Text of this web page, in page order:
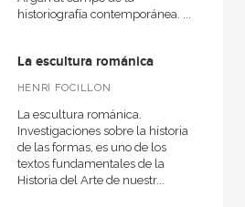
historiografía contemporánea. ...
La escultura románica
HENRI FOCILLON
La escultura románica.
Investigaciones sobre la historia
de las formas, es uno de los
textos fundamentales de la
Historia del Arte de nuestr...